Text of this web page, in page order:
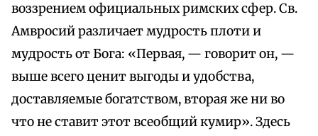
воззрением официальных римских сфер. Св.
Амвросий различает мудрость плоти и
мудрость от Бога: «Первая, — говорит он, —
выше всего ценит выгоды и удобства,
доставляемые богатством, вторая же ни во
что не ставит этот всеобщий кумир». Здесь